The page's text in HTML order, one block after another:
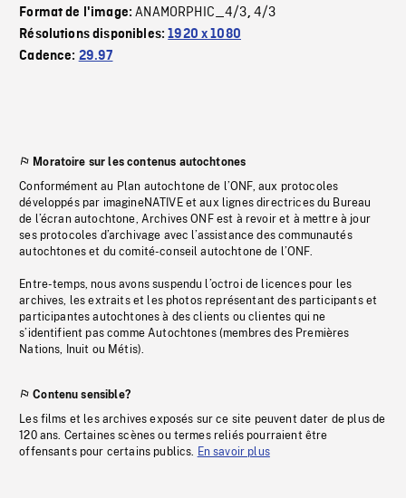
Format de l'image:ANAMORPHIC_4/3, 4/3
Résolutions disponibles:1920 x 1080
Cadence: 29.97
Moratoire sur les contenus autochtones
Conformément au Plan autochtone de l’ONF, aux protocoles
développés par imagineNATIVE et aux lignes directrices du Bureau
de l’écran autochtone, Archives ONF est à revoir et à mettre à jour
ses protocoles d’archivage avec l’assistance des communautés
autochtones et du comité-conseil autochtone de l’ONF.
Entre-temps, nous avons suspendu l’octroi de licences pour les
archives, les extraits et les photos représentant des participants et
participantes autochtones à des clients ou clientes qui ne
s’identifient pas comme Autochtones (membres des Premières
Nations, Inuit ou Métis).
Contenu sensible?
Les films et les archives exposés sur ce site peuvent dater de plus de
120 ans. Certaines scènes ou termes reliés pourraient être
offensants pour certains publics. En savoir plus